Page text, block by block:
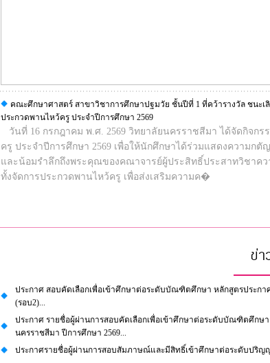
คณะศึกษาศาสตร์ สาขาวิชาการศึกษาปฐมวัย ชั้นปีที่ 1 ที่คว้ารางวัล ชนะเ
ประกวดพานไหว้ครู ประจำปีการศึกษา 2569
วันที่ 16 กรกฎาคม พ.ศ. 2569 วิทยาลัยนครราชสีมา ได้จัดกิจกร
ครู ประจำปีการศึกษา 2569 เพื่อให้นักศึกษาได้ร่วมแสดงความกตั
และน้อมรำลึกถึงพระคุณของคณาจารย์ผู้ประสิทธิ์ประสาทวิชาคว
ทั้งจัดการประกวดพานไหว้ครู เพื่อส่งเสริมความค�
ประกาศ สอบคัดเลือกเพื่อเข้าศึกษาต่อระดับบัณฑิตศึกษา หลักสูตรประ
(รอบ2)...
ประกาศ รายชื่อผู้ผ่านการสอบคัดเลือกเพื่อเข้าศึกษาต่อระดับบัณฑิตศึก
นครราชสีมา ปีการศึกษา 2569...
ประกาศรายชื่อผู้ผ่านการสอบสัมภาษณ์และมีสิทธิ์เข้าศึกษาต่อระดับปริ